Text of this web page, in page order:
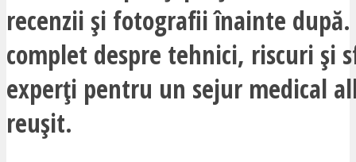
recenzii și fotografii înainte după.
complet despre tehnici, riscuri și
experți pentru un sejur medical
reușit.